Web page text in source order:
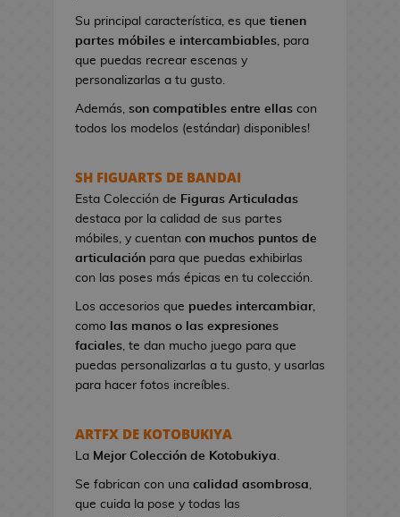
i
d
e
o
j
u
o
s
P
i
n
e
s
d
e
V
e
o
Su principal característica, es que tienen
partes móbiles e intercambiables, para
que puedas recrear escenas y
personalizarlas a tu gusto.
Además, son compatibles entre ellas con
todos los modelos (estándar) disponibles!
SH FIGUARTS DE BANDAI
Esta Colección de Figuras Articuladas
destaca por la calidad de sus partes
móbiles, y cuentan con muchos puntos de
articulación para que puedas exhibirlas
con las poses más épicas en tu colección.
Los accesorios que puedes intercambiar,
como las manos o las expresiones
faciales, te dan mucho juego para que
puedas personalizarlas a tu gusto, y usarlas
para hacer fotos increíbles.
ARTFX DE KOTOBUKIYA
La Mejor Colección de Kotobukiya.
Se fabrican con una calidad asombrosa,
que cuida la pose y todas las